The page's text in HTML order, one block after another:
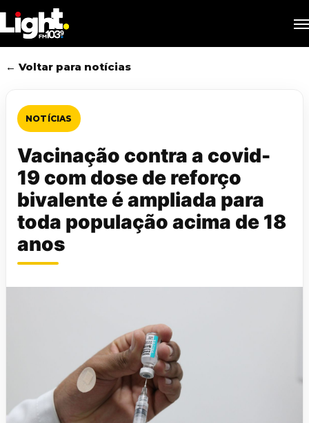
to
main
content
← Voltar para notícias
NOTÍCIAS
Vacinação contra a covid-
19 com dose de reforço
bivalente é ampliada para
toda população acima de 18
anos